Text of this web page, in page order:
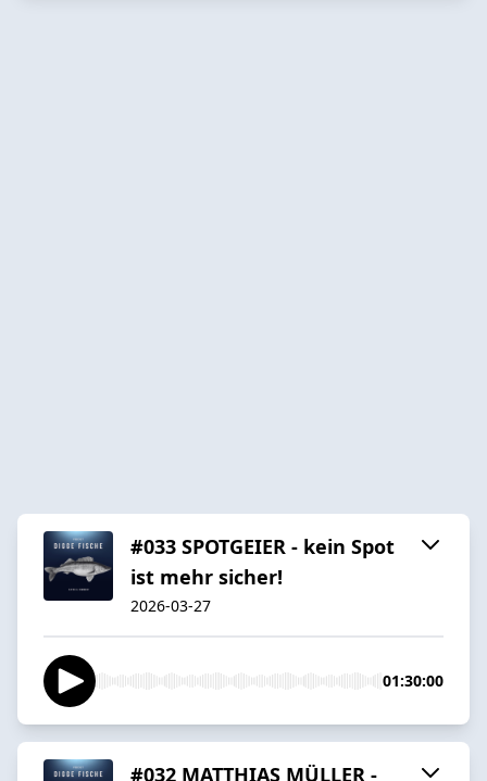
#033 SPOTGEIER - kein Spot
ist mehr sicher!
2026-03-27
01:30:00
#032 MATTHIAS MÜLLER -